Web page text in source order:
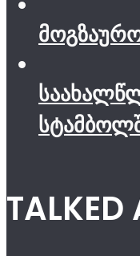
TALKED